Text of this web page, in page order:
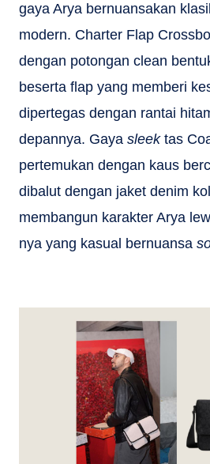
gaya Arya bernuansakan
modern. Charter Flap
dengan potongan clean
beserta flap yang memberi
dipertegas dengan rantai
depannya. Gaya sleektas
pertemukan dengan kaus
dibalut dengan jaket denim
membangun karakter Arya
nya yang kasual bernuansa